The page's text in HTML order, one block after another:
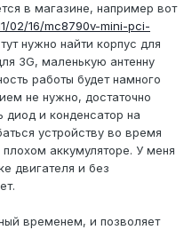
в магазине, например вот
02/16/mc8790v-mini-pci-
нужно найти корпус для
3G, маленькую антенну
работы будет намного
не нужно, достаточно
диод и конденсатор на
устройству во время
аккумуляторе. У меня
двигателя и без
временем, и позволяет